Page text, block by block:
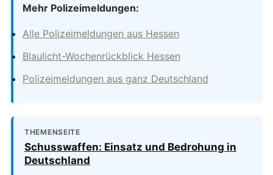
Mehr Polizeimeldungen:
Alle Polizeimeldungen aus Hessen
Blaulicht-Wochenrückblick Hessen
Polizeimeldungen aus ganz Deutschland
THEMENSEITE
Schusswaffen: Einsatz und Bedrohung in
Deutschland